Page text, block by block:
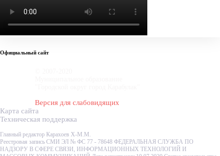
Официальный сайт
Версия для слабовидящих
Карта сайта
Техническая поддержка
Главный редактор Карахоев Х-М.М.
Реестровая запись СМИ ЭЛ № ФС 77 - 78648 ФЕДЕРАЛЬНАЯ СЛУЖБА ПО
НАДЗОРУ В СФЕРЕ СВЯЗИ, ИНФОРМАЦИОННЫХ ТЕХНОЛОГИЙ И